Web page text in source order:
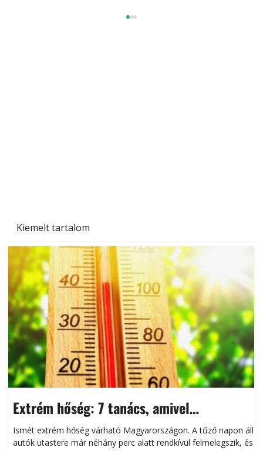
Kiemelt tartalom
Extrém hőség: 7 tanács, amivel
megóvhatjuk autónkat a nyári károktól
Ismét extrém hőség várható Magyarországon. A tűző napon álló
autók utastere már néhány perc alatt rendkívül felmelegszik, és